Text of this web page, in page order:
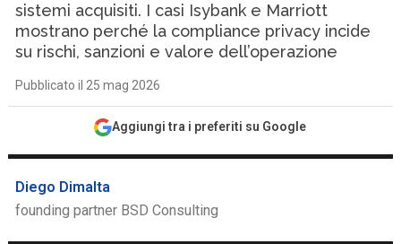
sistemi acquisiti. I casi Isybank e Marriott
mostrano perché la compliance privacy incide
su rischi, sanzioni e valore dell’operazione
Pubblicato il 25 mag 2026
Aggiungi tra i preferiti su Google
Diego Dimalta
founding partner BSD Consulting